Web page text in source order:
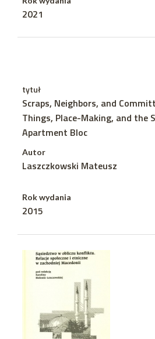
2021
tytuł
Scraps, Neighbors, and
Things, Place-Making, and the
Apartment Bloc
Autor
Laszczkowski Mateusz
Rok wydania
2015